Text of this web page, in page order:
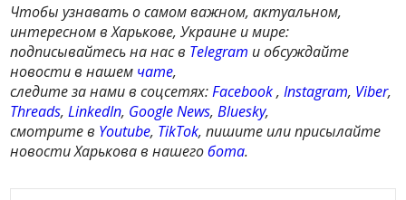
Чтобы узнавать о самом важном, актуальном,
интересном в Харькове, Украине и мире:
подписывайтесь на нас в Telegram и обсуждайте
новости в нашем чате,
следите за нами в соцсетях:Facebook,Instagram, Viber,
Threads,LinkedIn, Google News,Bluesky,
смотрите в Youtube, TikTok, пишите или присылайте
новости Харькова в нашегобота.